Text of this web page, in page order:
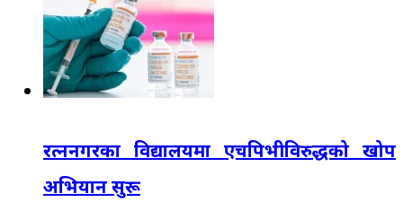
रत्ननगरका विद्यालयमा एचपिभीविरुद्धको खोप
अभियान सुरू